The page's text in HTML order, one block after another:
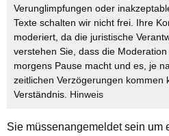
Verunglimpfungen oder
Texte schalten wir nicht frei. Ihre
moderiert, da die juristische
verstehen Sie, dass die
morgens Pause macht und es, je
zeitlichen Verzögerungen kommen
Verständnis. Hinweis
Sie müssenangemeldetsein um